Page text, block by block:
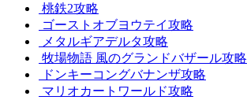
桃鉄2攻略
ゴーストオブヨウテイ攻略
メタルギアデルタ攻略
牧場物語 風のグランドバザール攻略
ドンキーコングバナンザ攻略
マリオカートワールド攻略